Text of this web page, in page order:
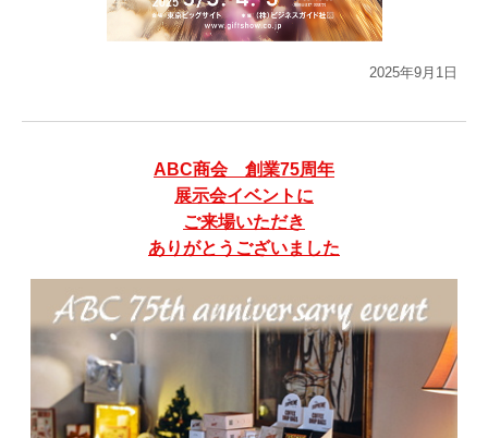
2025年9月1日
ABC商会 創業75周年
展示会イベントに
ご来場いただき
ありがとうございました